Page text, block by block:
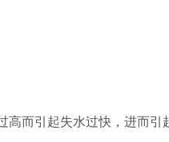
而引起失水过快，进而引